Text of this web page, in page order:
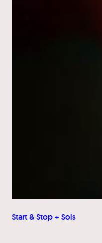
Start & Stop + Sols